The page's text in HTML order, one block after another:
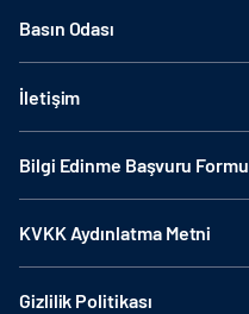
Basın Odası
İletişim
Bilgi Edinme Başvuru Formu
KVKK Aydınlatma Metni
Gizlilik Politikası